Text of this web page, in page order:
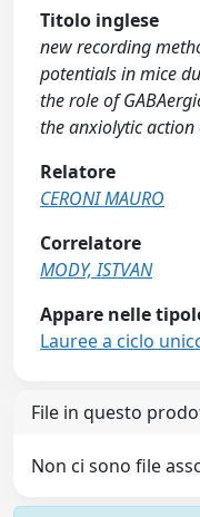
Titolo inglese
new recording
potentials in mice
the role of
the anxiolytic
Relatore
CERONI MAURO
Correlatore
MODY, ISTVAN
Appare nelle
Lauree a ciclo
File in questo
Non ci sono file